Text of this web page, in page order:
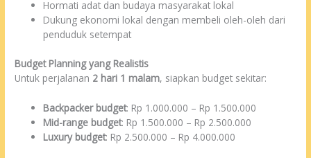
Hormati adat dan budaya masyarakat lokal
Dukung ekonomi lokal dengan membeli oleh-oleh dari
penduduk setempat
Budget Planning yang Realistis
Untuk perjalanan 2 hari 1 malam, siapkan budget sekitar:
Backpacker budget: Rp 1.000.000 – Rp 1.500.000
Mid-range budget: Rp 1.500.000 – Rp 2.500.000
Luxury budget: Rp 2.500.000 – Rp 4.000.000